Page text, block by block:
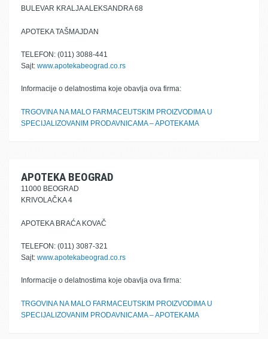
BULEVAR KRALJA ALEKSANDRA 68
APOTEKA TAŠMAJDAN
TELEFON: (011) 3088-441
Sajt: www.apotekabeograd.co.rs
Informacije o delatnostima koje obavlja ova firma:
TRGOVINA NA MALO FARMACEUTSKIM PROIZVODIMA U
SPECIJALIZOVANIM PRODAVNICAMA – APOTEKAMA
APOTEKA BEOGRAD
11000 BEOGRAD
KRIVOLAČKA 4
APOTEKA BRAĆA KOVAČ
TELEFON: (011) 3087-321
Sajt: www.apotekabeograd.co.rs
Informacije o delatnostima koje obavlja ova firma:
TRGOVINA NA MALO FARMACEUTSKIM PROIZVODIMA U
SPECIJALIZOVANIM PRODAVNICAMA – APOTEKAMA